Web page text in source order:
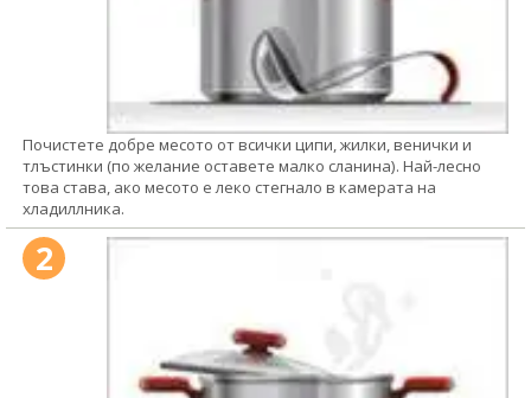
Почистете добре месото от всички ципи, жилки, венички и
тлъстинки (по желание оставете малко сланина). Най-лесно
това става, ако месото е леко стегнало в камерата на
хладиллника.
2